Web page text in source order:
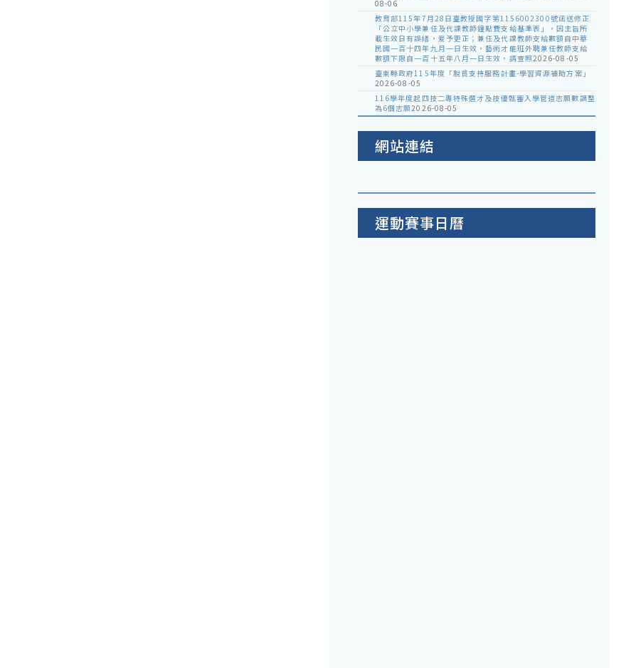
08-06
教育部115年7月28日臺教授國字第1156002300號函送修正
「公立中小學兼任及代課教師鐘點費支給基準表」，因主旨所
載生效日有誤繕，爰予更正；兼任及代課教師支給數額自中華
民國一百十四年九月一日生效，藝術才能班外聘兼任教師支給
數額下限自一百十五年八月一日生效，請查照2026-08-05
臺東縣政府115年度「脫貧支持服務計畫-學習資源補助方案」
2026-08-05
116學年度起四技二專特殊選才及技優甄審入學管道志願數調整
為6個志願2026-08-05
網站連結
運動賽事日曆